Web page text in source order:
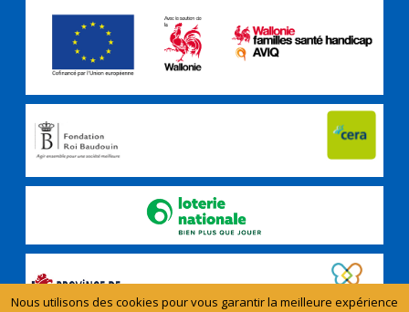
Nous utilisons des cookies pour vous garantir la meilleure expérience